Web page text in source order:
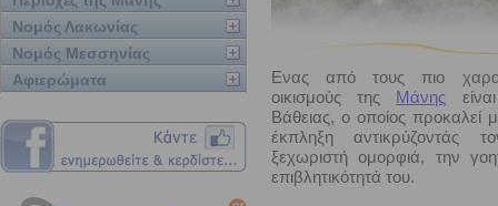
Νομός Λακωνίας
Νομός Μεσσηνίας
Αφιερώματα
Ενας από τους πιο
οικισμούς της Μάνης
Βάθειας, ο οποίος προκαλεί
έκπληξη αντικρύζοντάς
ξεχωριστή ομορφιά, την
επιβλητικότητά του.